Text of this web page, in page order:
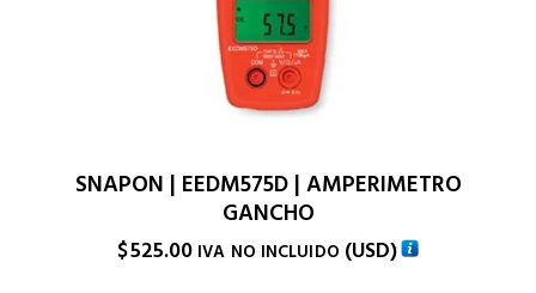
SNAPON | EEDM575D | AMPERIMETRO
GANCHO
$525.00 IVA NO INCLUIDO (USD)